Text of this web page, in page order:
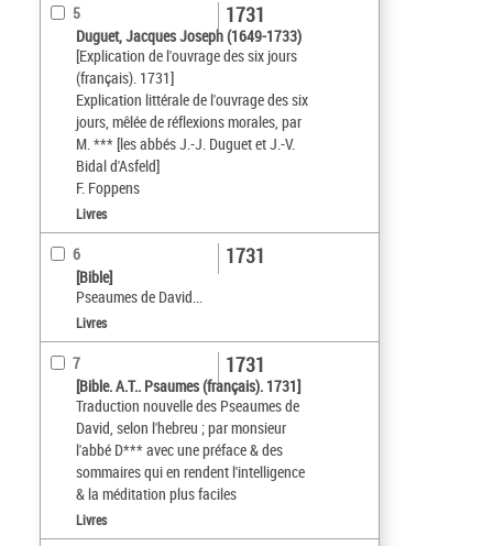
5
Duguet, Jacques Joseph (1649-1733)
[Explication de l'ouvrage des six jours
(français). 1731]
Explication littérale de l'ouvrage des six
jours, mêlée de réflexions morales, par
M. *** [les abbés J.-J. Duguet et J.-V.
Bidal d'Asfeld]
F. Foppens
1731
Livres
6
[Bible]
Pseaumes de David...
1731
Livres
7
[Bible. A.T.. Psaumes (français). 1731]
Traduction nouvelle des Pseaumes de
David, selon l'hebreu ; par monsieur
l'abbé D*** avec une préface & des
sommaires qui en rendent l'intelligence
& la méditation plus faciles
1731
Livres